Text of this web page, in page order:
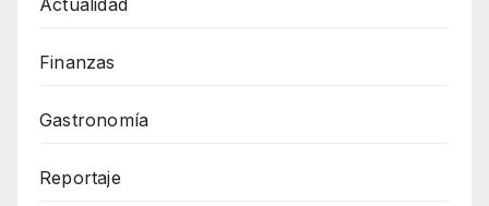
Finanzas
Gastronomía
Reportaje